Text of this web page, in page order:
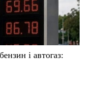
і автогаз: